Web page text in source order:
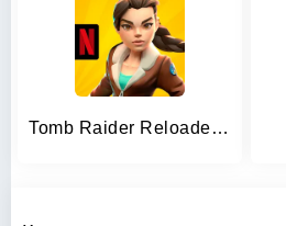
Tomb Raider Reloaded NETFLIX